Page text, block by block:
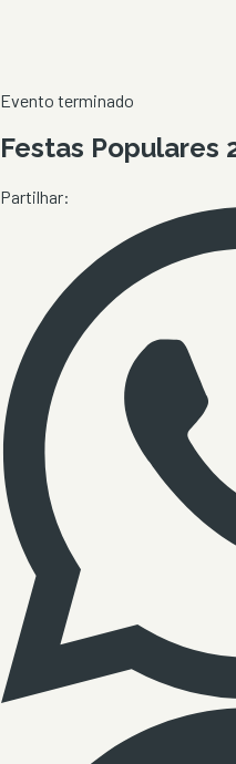
Evento terminado
Festas Populares
Partilhar: